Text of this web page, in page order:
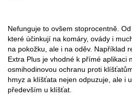
Nefunguje to ovšem stoprocentně.
které účinkují na komáry, ovády i
na pokožku, ale i na oděv. Například
Extra Plus je vhodné k přímé aplikaci
osmihodinovou ochranu proti
hmyz a klíšťata nejen odpuzuje, ale i
především u klíšťat.